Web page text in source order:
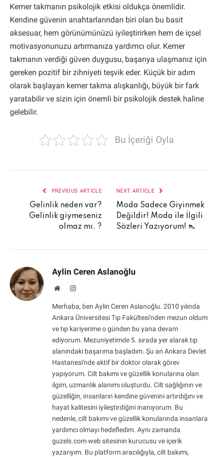
Kemer takmanın psikolojik etkisi oldukça önemlidir.
Kendine güvenin anahtarlarından biri olan bu basit
aksesuar, hem görünümünüzü iyileştirirken hem de içsel
motivasyonunuzu artırmanıza yardımcı olur. Kemer
takmanın verdiği güven duygusu, başarıya ulaşmanız için
gereken pozitif bir zihniyeti teşvik eder. Küçük bir adım
olarak başlayan kemer takma alışkanlığı, büyük bir fark
yaratabilir ve sizin için önemli bir psikolojik destek haline
gelebilir.
Bu İçeriği Oyla
PREVIOUS ARTICLE
Gelinlik neden var?
Gelinlik giymeseniz
olmaz mı. ?
NEXT ARTICLE
Moda Sadece Giyinmek
Değildir! Moda ile İlgili
Sözleri Yazıyorum! 👠
Aylin Ceren Aslanoğlu
WebsiteInstagram
Merhaba, ben Aylin Ceren Aslanoğlu. 2010 yılında
Ankara Üniversitesi Tıp Fakültesi'nden mezun oldum
ve tıp kariyerime o günden bu yana devam
ediyorum. Mezuniyetimde 5. sırada yer alarak tıp
alanındaki başarıma başladım. Şu an Ankara Devlet
Hastanesi'nde aktif bir doktor olarak görev
yapıyorum. Cilt bakımı ve güzellik konularına olan
ilgim, uzmanlık alanımı oluşturdu. Cilt sağlığının ve
güzelliğin, insanların kendine güvenini artırdığını ve
hayat kalitesini iyileştirdiğini inanıyorum. Bu
nedenle, cilt bakımı ve güzellik konularında insanlara
yardımcı olmayı hedefledim. Aynı zamanda
guzels.com web sitesinin kurucusu ve içerik
yazarıyım. Bu platform aracılığıyla, cilt bakımı,